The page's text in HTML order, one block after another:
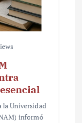
la Universidad
informó